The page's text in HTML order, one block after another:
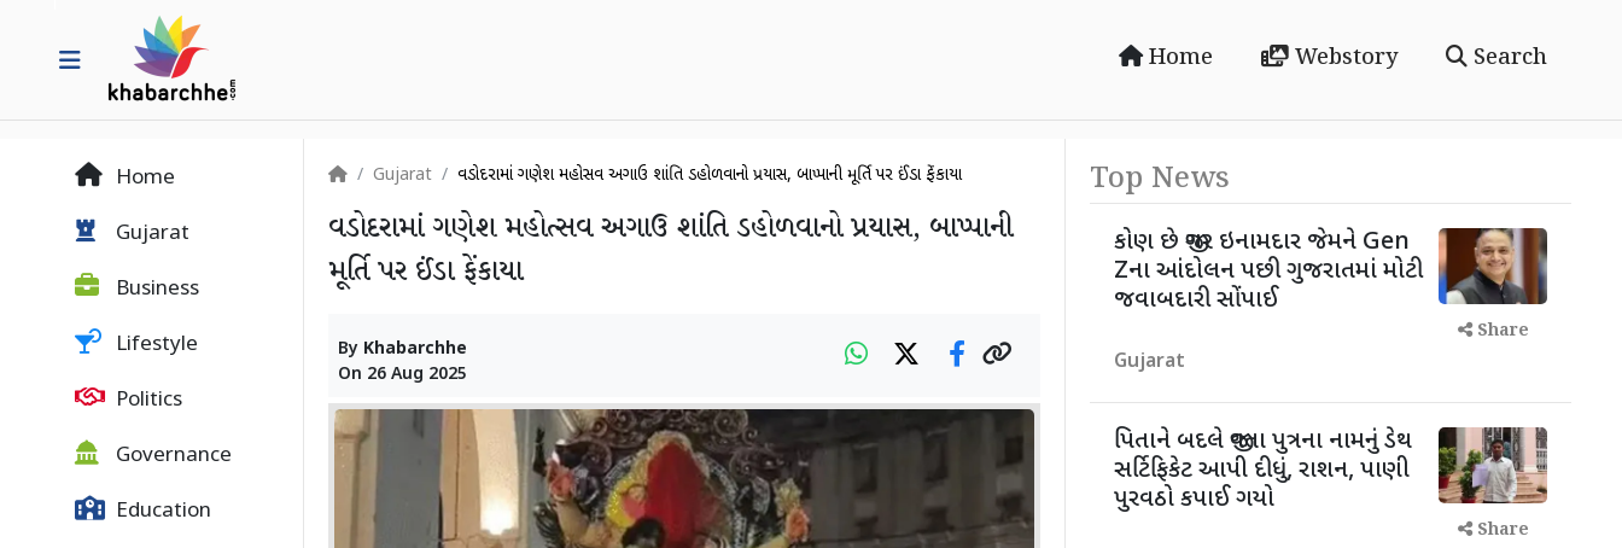
Home Webstory Search
Home
Gujarat
Business
Lifestyle
Politics
Governance
Education
Gujarat વડોદરામાં ગણેશ મહોત્સવ અગાઉ શાંતિ ડહોળવાનો પ્રયાસ, બાપ્પાની મૂર્તિ પર ઈંડા ફેંકાયા
વડોદરામાં ગણેશ મહોત્સવ અગાઉ શાંતિ ડહોળવાનો પ્રયાસ, બાપ્પાની
મૂર્તિ પર ઈંડા ફેંકાયા
By Khabarchhe
On 26 Aug 2025
Top News
કોણ છે જીગર ઇનામદાર જેમને Gen
Zના આંદોલન પછી ગુજરાતમાં મોટી
જવાબદારી સોંપાઈ
Gujarat
Share
પિતાને બદલે જીવતા પુત્રના નામનું ડેથ
સર્ટિફિકેટ આપી દીધું, રાશન, પાણી
પુરવઠો કપાઈ ગયો
Share